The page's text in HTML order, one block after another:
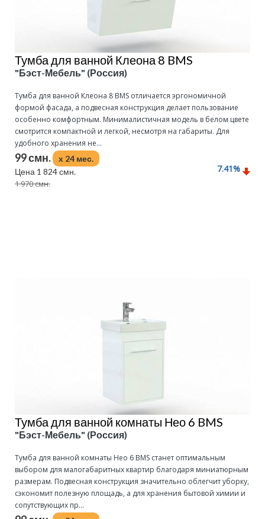
Тумба для ванной Клеона 8 BMS
"Бэст-Мебель" (Россия)
Тумба для ванной Клеона 8 BMS отличается эргономичной
формой фасада, а подвесная конструкция делает пользование
особенно комфортным. Минималистичная модель в белом цвете
смотрится компактной и легкой, несмотря на габариты. Для
удобного хранения не...
99 смн.
x 24 мес.
Цена 1 824 смн.
1 970 смн.
7.41%
Тумба для ванной комнаты Нео 6 BMS
"Бэст-Мебель" (Россия)
Тумба для ванной комнаты Нео 6 BMS станет оптимальным
выбором для малогабаритных квартир благодаря миниатюрным
размерам. Подвесная конструкция значительно облегчит уборку,
сэкономит полезную площадь, а для хранения бытовой химии и
сопутствующих пр...